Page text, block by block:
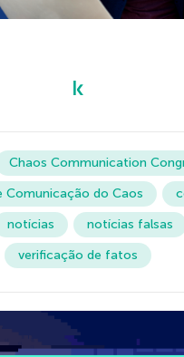
Chaos Communication
Comunicação do Caos
notícias notícias falsas
verificação de fatos